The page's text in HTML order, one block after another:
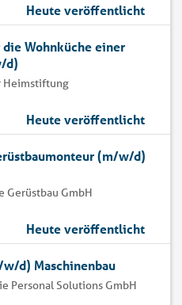
Heute veröffentlicht
Wohnküche einer
d)
Heimstiftung
Heute veröffentlicht
(m/w/d)
Gerüstbau GmbH
Heute veröffentlicht
d) Maschinenbau
Personal Solutions GmbH